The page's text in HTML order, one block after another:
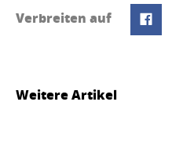
Verbreiten auf
Weitere Artikel